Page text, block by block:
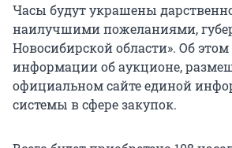
Часы будут украшены
наилучшими пожеланиями,
Новосибирской области». Об этом
информации об аукционе,
официальном сайте единой
системы в сфере закупок.